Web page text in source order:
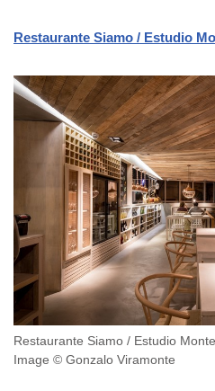
Restaurante Siamo / Estudio
Restaurante Siamo / Estudio
Image © Gonzalo Viramonte